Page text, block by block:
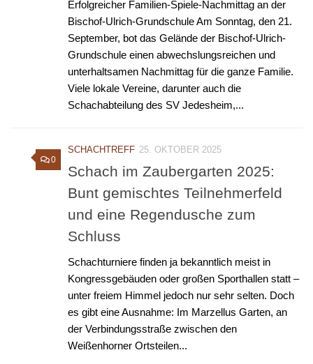
Erfolgreicher Familien-Spiele-Nachmittag an der
Bischof-Ulrich-Grundschule Am Sonntag, den 21.
September, bot das Gelände der Bischof-Ulrich-
Grundschule einen abwechslungsreichen und
unterhaltsamen Nachmittag für die ganze Familie.
Viele lokale Vereine, darunter auch die
Schachabteilung des SV Jedesheim,...
0
SCHACHTREFF 25. OKTOBER 2025
Schach im Zaubergarten 2025:
Bunt gemischtes Teilnehmerfeld
und eine Regendusche zum
Schluss
Schachturniere finden ja bekanntlich meist in
Kongressgebäuden oder großen Sporthallen statt –
unter freiem Himmel jedoch nur sehr selten. Doch
es gibt eine Ausnahme: Im Marzellus Garten, an
der Verbindungsstraße zwischen den
Weißenhorner Ortsteilen...